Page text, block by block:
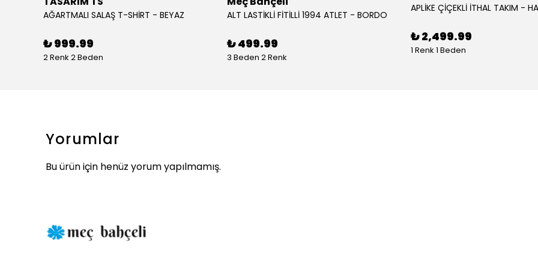
AĞARTMALI SALAŞ T-SHİRT - BEYAZ
₺ 999.99
2 Renk 2 Beden
ALT LASTİKLİ FİTİLLİ 1994 ATLET - BORDO
₺ 499.99
3 Beden 2 Renk
APLİKE ÇİÇEKLİ İTHAL TAKIM -
₺ 2,499.99
1 Renk 1 Beden
Yorumlar
Bu ürün için henüz yorum yapılmamış.